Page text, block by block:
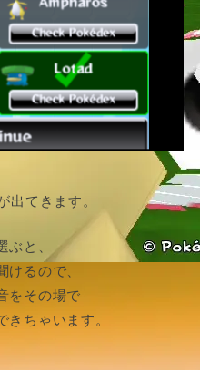
てきます。
と、
るので、
をその場で
ちゃいます。